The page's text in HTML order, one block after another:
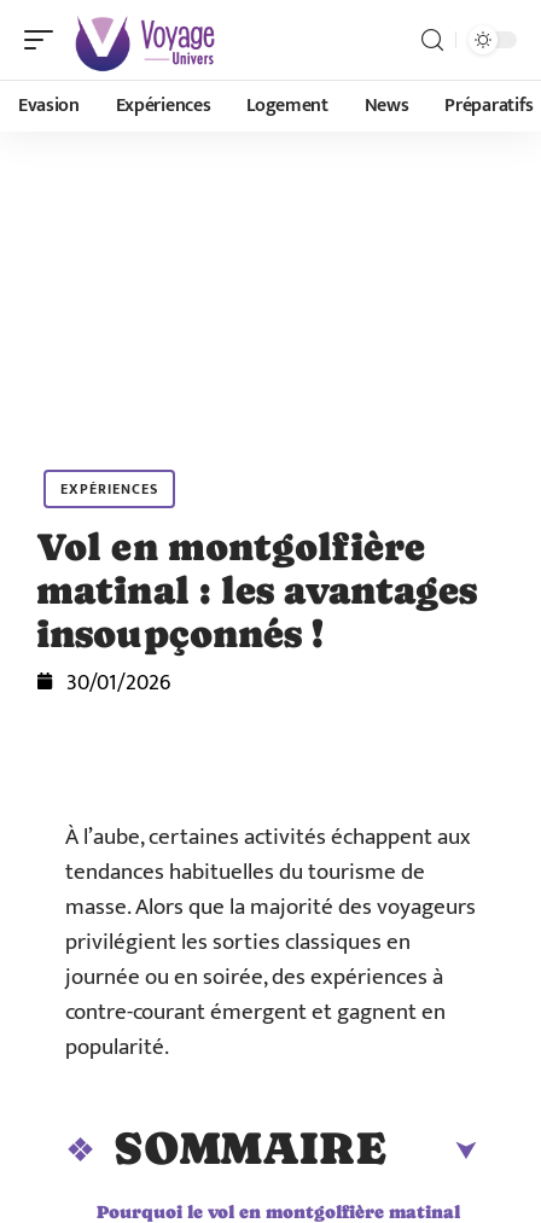
Evasion Expériences Logement News Préparatifs
EXPÉRIENCES
Vol en montgolfière
matinal : les avantages
insoupçonnés !
30/01/2026
À l’aube, certaines activités échappent aux
tendances habituelles du tourisme de
masse. Alors que la majorité des voyageurs
privilégient les sorties classiques en
journée ou en soirée, des expériences à
contre-courant émergent et gagnent en
popularité.
SOMMAIRE
Pourquoi le vol en montgolfière matinal